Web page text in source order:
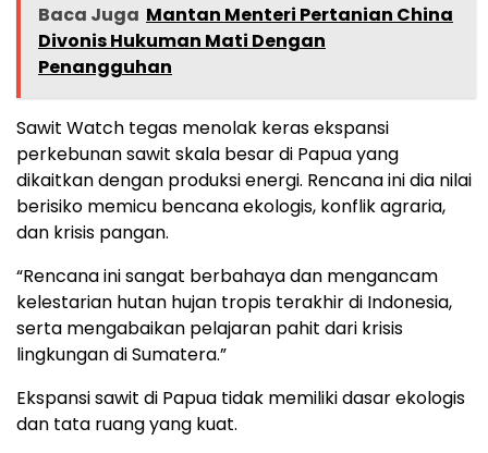
Baca Juga Mantan Menteri Pertanian China
Divonis Hukuman Mati Dengan
Penangguhan
Sawit Watch tegas menolak keras ekspansi
perkebunan sawit skala besar di Papua yang
dikaitkan dengan produksi energi. Rencana ini dia nilai
berisiko memicu bencana ekologis, konflik agraria,
dan krisis pangan.
“Rencana ini sangat berbahaya dan mengancam
kelestarian hutan hujan tropis terakhir di Indonesia,
serta mengabaikan pelajaran pahit dari krisis
lingkungan di Sumatera.”
Ekspansi sawit di Papua tidak memiliki dasar ekologis
dan tata ruang yang kuat.